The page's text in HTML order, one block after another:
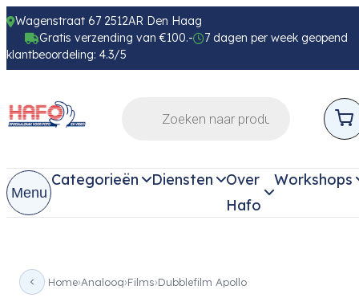
Wagenstraat 67 2512AR Den Haag
Gratis verzending van €100.-
7 dagen per week geopend
klantbeoordeling: 4.3/5
Menu
Categorieën Diensten
Over
Hafo
Workshops
Home Analoog Films Dubblefilm Apollo